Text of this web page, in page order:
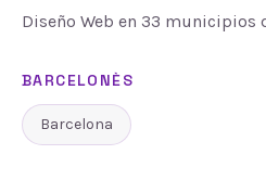
Diseño Web en 33 municipios
BARCELONÈS
Barcelona